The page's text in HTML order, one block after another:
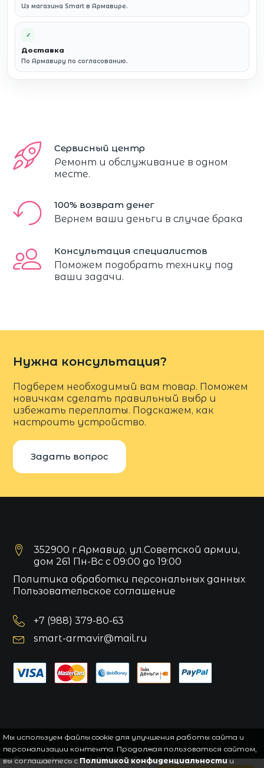
Из магазина Smart в Армавире.
✓
Доставка
По Армавиру по согласованию.
Сервисный центр
Ремонт и обслуживание в одном
месте.
100% возврат денег
Вернем ваши деньги в случае брака
Консультация специалистов
Поможем подобрать технику под
ваши задачи.
Нужна консультация?
Подберем необходимый вам товар. Поможем
новичкам сделать правильный выбр и
избежать переплаты. Подскажем, как
настроить устройство.
Задать вопрос
352900 г.Армавир, ул.Советской армии,
дом 261 Пн-Вс с 09:00 до 19:00
Политика обработки персональных данных
Пользовательское соглашение
+7 (988) 379-80-63
smart-armavir@mail.ru
Copyrightsmart© 2021.Сайт управляется
Мы используем файлы cookie для улучшения работы сайта и
персонализации контента. Продолжая пользоваться сайтом,
вы соглашаетесь сПолитикой конфиденциальностии